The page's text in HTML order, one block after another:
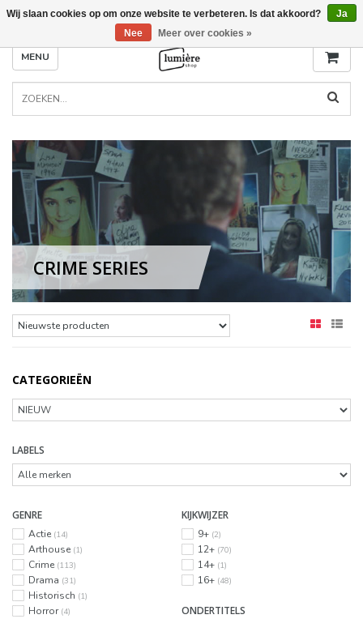
MENU
CRIME SERIES
CATEGORIEËN
LABELS
GENRE
Actie (14)
Arthouse (1)
Crime (113)
Drama (31)
Historisch (1)
Horror (4)
KIJKWIJZER
9+ (2)
12+ (70)
14+ (1)
16+ (48)
ONDERTITELS
Wij slaan cookies op om onze website te verbeteren. Is dat akkoord?
Ja
Nee
Meer over cookies »